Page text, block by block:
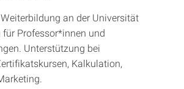
an der Universität
Professor*innen und
Unterstützung bei
Kalkulation,